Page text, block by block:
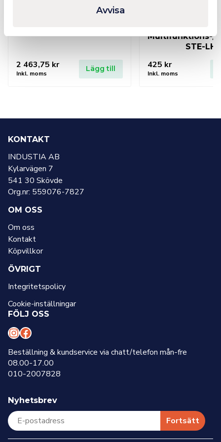
Avvisa
2 463,75 kr
Inkl. moms
Lägg till
Multifunktions-/
STE-LH
425 kr
Inkl. moms
KONTAKT
INDUSTIA AB
Kylarvägen 7
541 30 Skövde
Org.nr: 559076-7827
OM OSS
Om oss
Kontakt
Köpvillkor
ÖVRIGT
Integritetspolicy
Cookie-inställningar
FÖLJ OSS
I
n
s
t
a
g
r
a
F
a
c
e
b
o
o
k
Beställning & kundservice via chatt/telefon mån-fre
08.00-17.00
010-2007828
Nyhetsbrev
Fortsätt